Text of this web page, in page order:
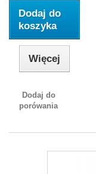
Dodaj do
koszyka
Więcej
Dodaj do
porówania